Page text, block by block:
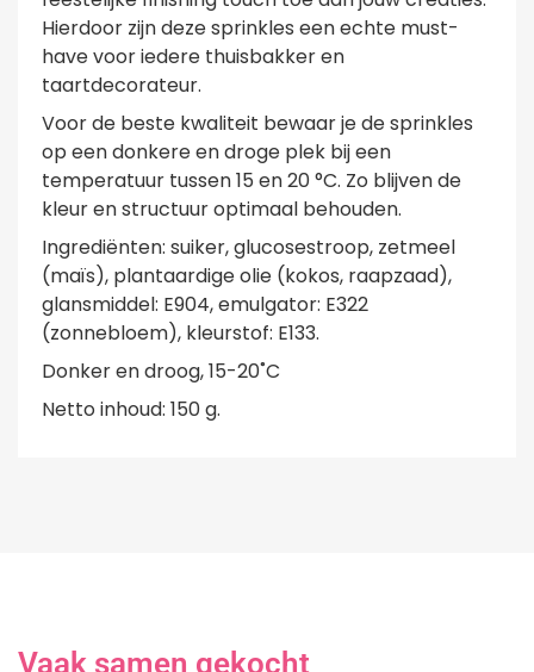
Hierdoor zijn deze sprinkles een echte must-
have voor iedere thuisbakker en
taartdecorateur.
Voor de beste kwaliteit bewaar je de sprinkles
op een donkere en droge plek bij een
temperatuur tussen 15 en 20 °C. Zo blijven de
kleur en structuur optimaal behouden.
Ingrediënten: suiker, glucosestroop, zetmeel
(maïs), plantaardige olie (kokos, raapzaad),
glansmiddel: E904, emulgator: E322
(zonnebloem), kleurstof: E133.
Donker en droog, 15-20˚C
Netto inhoud: 150 g.
Vaak samen gekocht